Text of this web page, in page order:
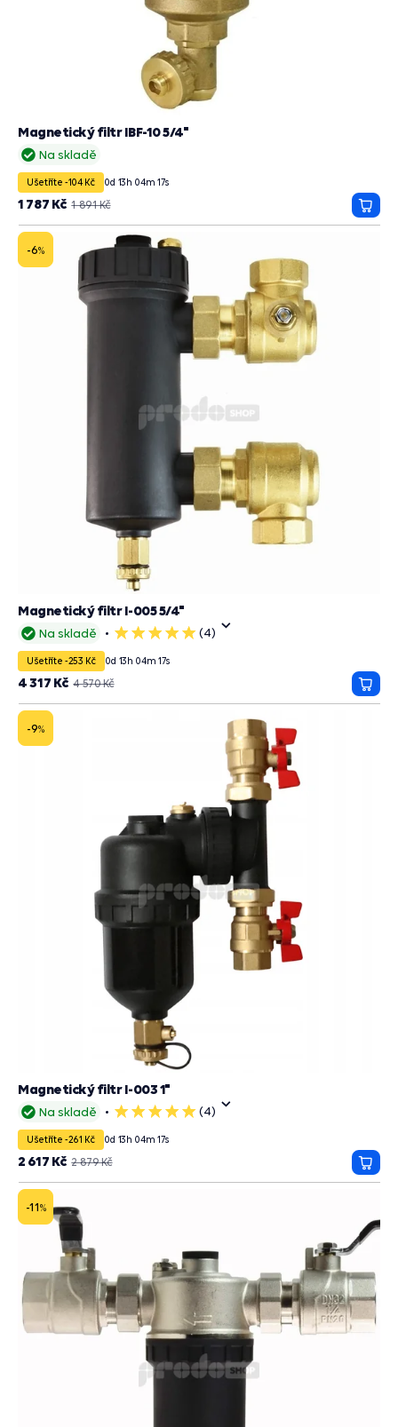
Na skladě
Magnetický filtr IBF-10 5/4"
Ušetříte -104 Kč 0d 13h 04m 15s
1 891 Kč
1 787 Kč
do
-6%
Na skladě
5
(4)
Magnetický filtr I-005 5/4"
Ušetříte -253 Kč 0d 13h 04m 15s
4 570 Kč
4 317 Kč
do
-9%
Na skladě
5
(4)
Magnetický filtr I-003 1"
Ušetříte -261 Kč 0d 13h 04m 15s
2 879 Kč
2 617 Kč
do
-11%